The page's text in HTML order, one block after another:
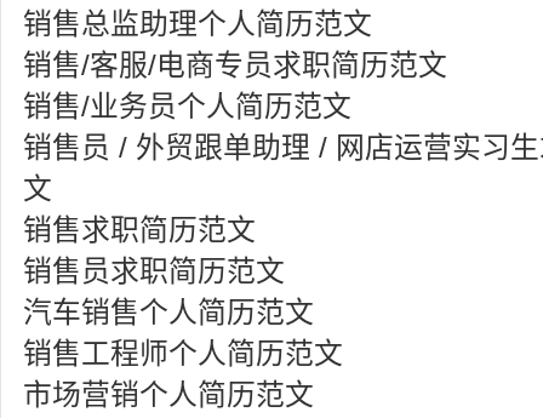
销售总监助理个人简历范文
销售/客服/电商专员求职简历范文
销售/业务员个人简历范文
销售员 / 外贸跟单助理 / 网店运营实习
文
销售求职简历范文
销售员求职简历范文
汽车销售个人简历范文
销售工程师个人简历范文
市场营销个人简历范文